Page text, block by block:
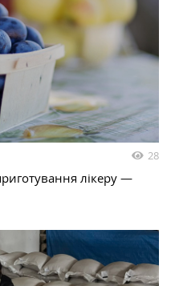
28
лікеру —